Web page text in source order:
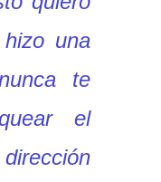
una
te
el